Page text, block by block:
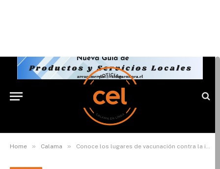
Home » Calama » Conoce los lugares de vacunación contra la influenza en Calama para este fin de semana